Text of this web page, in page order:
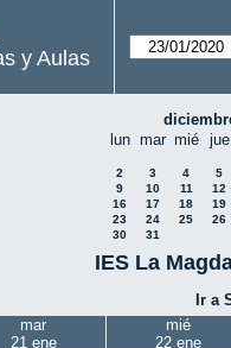
y Aulas
lun mar mié jue
2 3 4
5
9
10 11
12
16
17 18
19
23
24 25
26
30
31
IES La
Ir a
mar
21 ene
mié
22 ene